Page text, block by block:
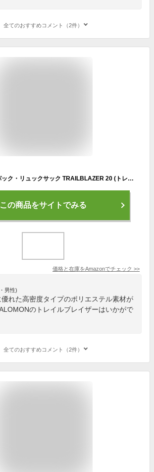
全てのおすすめコメント（2件）
[サロモン] バックパック・リュックサック TRAILBLAZER 20 (トレイルブレイザー 20リットル) Black/Alloy Free
この商品をサイトでみる
価格と在庫をAmazonでチェック >>
男性)
れた高密度タイプのポリエステル素材が
のトレイルブレイザーはいかがで
全てのおすすめコメント（2件）